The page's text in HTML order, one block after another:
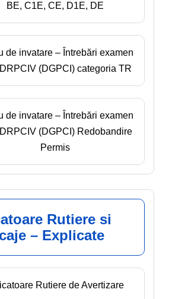
BE, C1E, CE, D1E, DE
de invatare – Întrebări examen
(DGPCI) categoria TR
de invatare – Întrebări examen
(DGPCI) Redobandire
Permis
Rutiere si
– Explicate
Rutiere de Avertizare